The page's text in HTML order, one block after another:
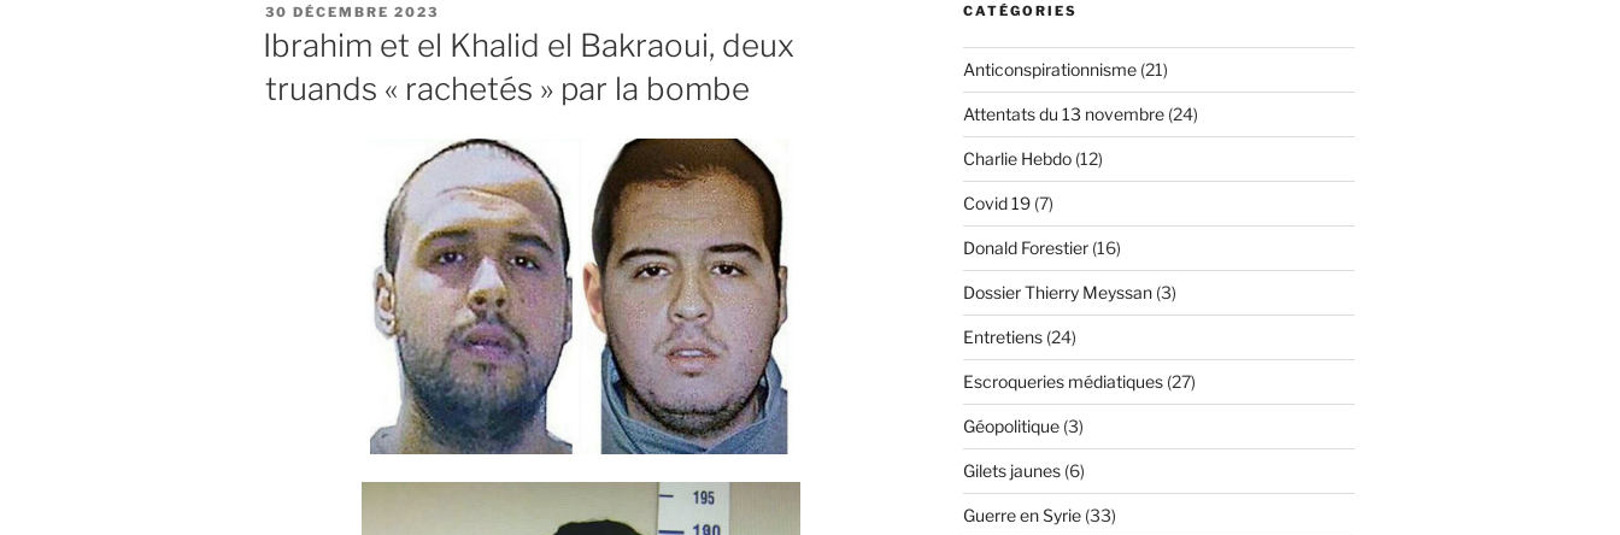
PUBLIÉ
LE
30 DÉCEMBRE 2023
Ibrahim et el Khalid el Bakraoui, deux
truands « rachetés » par la bombe
CATÉGORIES
Anticonspirationnisme(21)
Attentats du 13 novembre(24)
Charlie Hebdo(12)
Covid 19(7)
Donald Forestier(16)
Dossier Thierry Meyssan(3)
Entretiens(24)
Escroqueries médiatiques(27)
Géopolitique(3)
Gilets jaunes(6)
Guerre en Syrie(33)